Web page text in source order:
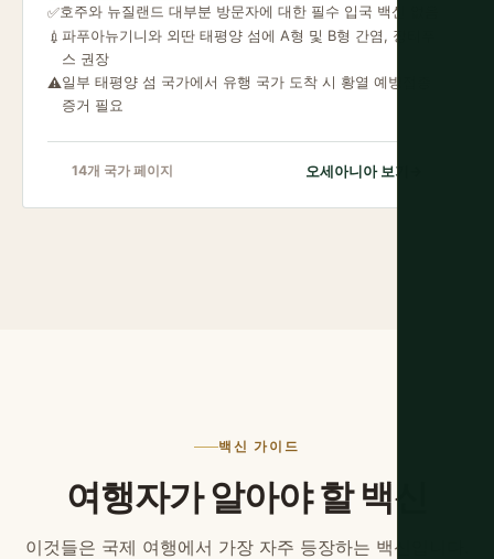
✅호주와 뉴질랜드 대부분 방문자에 대한 필수 입국 백신 없음
💉 파푸아뉴기니와 외딴 태평양 섬에 A형 및 B형 간염, 장티푸
스 권장
⚠️일부 태평양 섬 국가에서 유행 국가 도착 시 황열 예방접종
증거 필요
14개 국가 페이지 오세아니아 보기
백신 가이드
여행자가 알아야 할 백신
이것들은 국제 여행에서 가장 자주 등장하는 백신입니다.